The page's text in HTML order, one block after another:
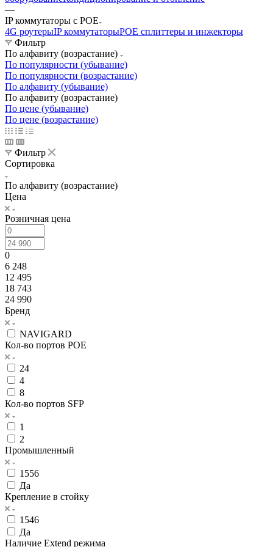
—
IP коммутаторы с POE
4G роутерыIP коммутаторыPOE сплиттеры и инжекторы
Фильтр
По алфавиту (возрастание)
По популярности (убывание)
По популярности (возрастание)
По алфавиту (убывание)
По алфавиту (возрастание)
По цене (убывание)
По цене (возрастание)
Фильтр
Сортировка
По алфавиту (возрастание)
Цена
Розничная цена
0
6 248
12 495
18 743
24 990
Бренд
NAVIGARD
Кол-во портов POE
24
4
8
Кол-во портов SFP
1
2
Промышленный
1556
Да
Крепление в стойку
1546
Да
Наличие Extend режима